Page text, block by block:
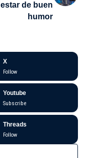
estar de buen
humor
X
Follow
Youtube
Subscribe
Threads
Follow